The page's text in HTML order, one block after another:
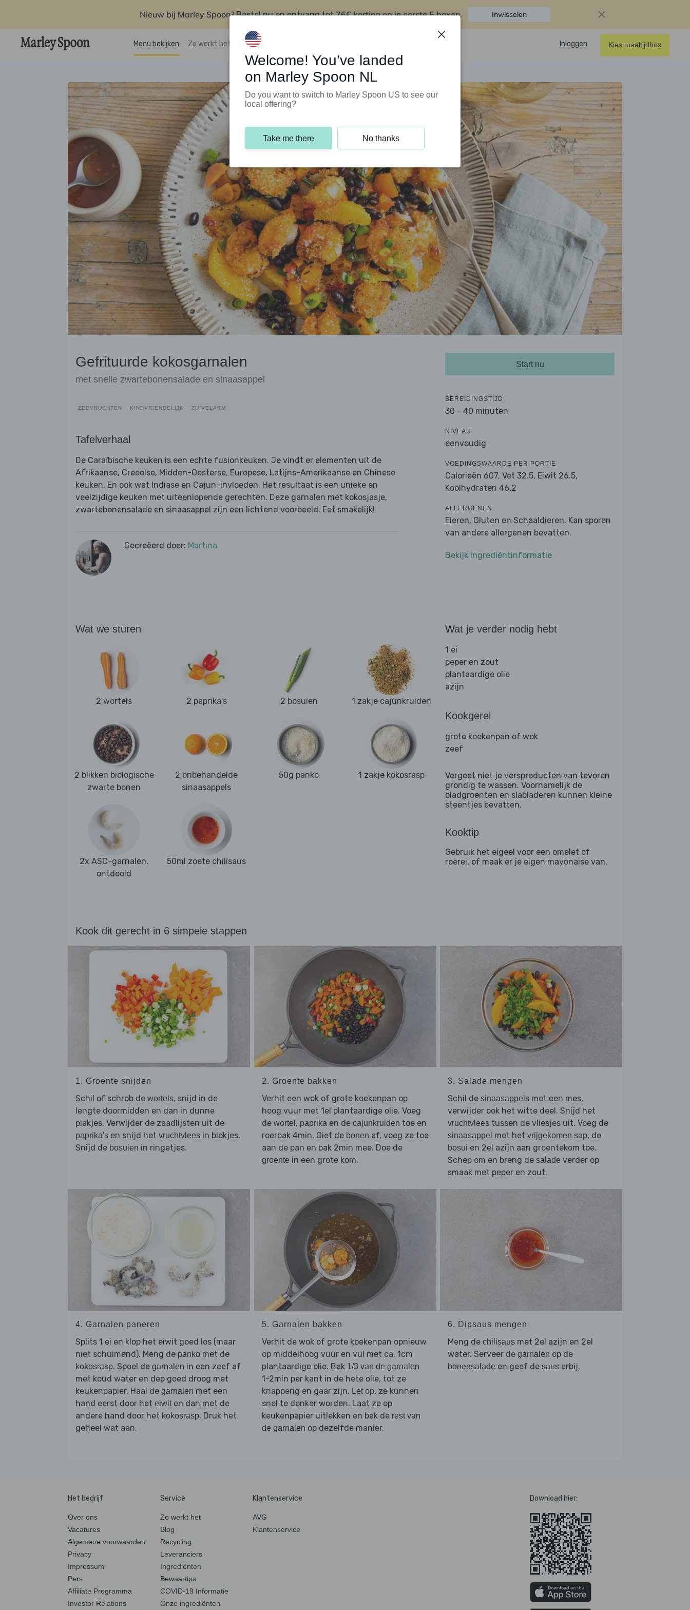
Nieuw bij Marley Spoon?Bestel nu en ontvang tot76€ korting op je eerste 5 boxen. Inwisselen
Menu bekijken Zo werkt het Klantenservice Inloggen Kies maaltijdbox
Gefrituurde kokosgarnalen
met snelle zwartebonensalade en sinaasappel
ZEEVRUCHTEN KINDVRIENDELIJK ZUIVELARM
Tafelverhaal
De Caraïbische keuken is een echte fusionkeuken. Je vindt er elementen uit de
Afrikaanse, Creoolse, Midden-Oosterse, Europese, Latijns-Amerikaanse en Chinese
keuken. En ook wat Indiase en Cajun-invloeden. Het resultaat is een unieke en
veelzijdige keuken met uiteenlopende gerechten. Deze garnalen met kokosjasje,
zwartebonensalade en sinaasappel zijn een lichtend voorbeeld. Eet smakelijk!
Gecreëerd door: Martina
Start nu
BEREIDINGSTIJD
30 - 40 minuten
NIVEAU
eenvoudig
VOEDINGSWAARDE PER PORTIE
Calorieën 607, Vet 32.5, Eiwit 26.5,
Koolhydraten 46.2
ALLERGENEN
Eieren, Gluten en Schaaldieren. Kan sporen
van andere allergenen bevatten.
Bekijk ingrediëntinformatie
Wat we sturen
2 wortels 2 paprika's 2 bosuien 1 zakje cajunkruiden
2 blikken biologische
zwarte bonen
2 onbehandelde
sinaasappels
50g panko 1 zakje kokosrasp
2x ASC-garnalen,
ontdooid
50ml zoete chilisaus
Wat je verder nodig hebt
1 ei
peper en zout
plantaardige olie
azijn
Kookgerei
grote koekenpan of wok
zeef
Vergeet niet je versproducten van tevoren
grondig te wassen. Voornamelijk de
bladgroenten en slabladeren kunnen kleine
steentjes bevatten.
Kooktip
Gebruik het eigeel voor een omelet of
roerei, of maak er je eigen mayonaise van.
Kook dit gerecht in 6 simpele stappen
1. Groente snijden
Schil of schrob de wortels, snijd in de
lengte doormidden en dan in dunne
plakjes. Verwijder de zaadlijsten uit de
paprika's en snijd het vruchtvlees in blokjes.
Snijd de bosuien in ringetjes.
2. Groente bakken
Verhit een wok of grote koekenpan op
hoog vuur met 1el plantaardige olie. Voeg
de wortel , paprikaen de cajunkruiden toe en
roerbak 4min. Giet de bonen af, voeg ze toe
aan de pan en bak 2min mee. Doe de
groente in een grote kom.
3. Salade mengen
Schil de sinaasappels met een mes,
verwijder ook het witte deel. Snijd het
vruchtvlees tussen de vliesjes uit. Voeg de
sinaasappel met het vrijgekomen sap, de
bosui en 2el azijn aan groentekom toe.
Schep om en breng de salade verder op
smaak met peper en zout.
4. Garnalen paneren
Splits 1 ei en klop het eiwit goed los (maar
niet schuimend). Meng de panko met de
kokosrasp. Spoel de garnalen in een zeef af
met koud water en dep goed droog met
keukenpapier. Haal de garnalen met een
hand eerst door het eiwit en dan met de
andere hand door het kokosrasp. Druk het
geheel wat aan.
5. Garnalen bakken
Verhit de wok of grote koekenpan opnieuw
op middelhoog vuur en vul met ca. 1cm
plantaardige olie. Bak 1/3 van de garnalen
1-2min per kant in de hete olie, tot ze
knapperig en gaar zijn. Let op, ze kunnen
snel te donker worden. Laat ze op
keukenpapier uitlekken en bak de rest van
de garnalen op dezelfde manier.
6. Dipsaus mengen
Meng de chilisaus met 2el azijn en 2el
water. Serveer de garnalen op de
bonensalade en geef de saus erbij.
Het bedrijf
Over ons
Vacatures
Algemene voorwaarden
Privacy
Impressum
Pers
Affiliate Programma
Investor Relations
Service
Zo werkt het
Blog
Recycling
Leveranciers
Ingrediënten
Bewaartips
COVID-19 Informatie
Onze ingrediënten
Klantenservice
AVG
Klantenservice
Download hier:
Welcome! You’ve landed
on Marley Spoon NL
Do you want to switch to Marley Spoon US to see our
local offering?
Take me there No thanks